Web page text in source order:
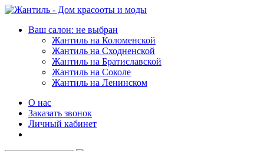
Ваш салон: не выбран
Жантиль на Коломенской
Жантиль на Сходненской
Жантиль на Братиславской
Жантиль на Соколе
Жантиль на Ленинском
О нас
Заказать звонок
Личный кабинет